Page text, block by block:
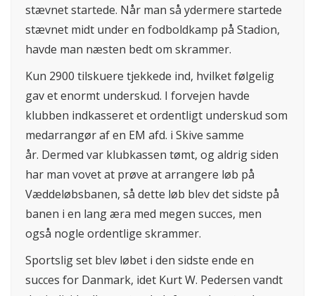
stævnet startede. Når man så ydermere startede
stævnet midt under en fodboldkamp på Stadion,
havde man næsten bedt om skrammer.
Kun 2900 tilskuere tjekkede ind, hvilket følgelig
gav et enormt underskud. I forvejen havde
klubben indkasseret et ordentligt underskud som
medarrangør af en EM afd. i Skive samme
år. Dermed var klubkassen tømt, og aldrig siden
har man vovet at prøve at arrangere løb på
Væddeløbsbanen, så dette løb blev det sidste på
banen i en lang æra med megen succes, men
også nogle ordentlige skrammer.
Sportslig set blev løbet i den sidste ende en
succes for Danmark, idet Kurt W. Pedersen vandt